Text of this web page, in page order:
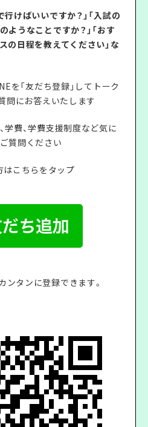
けばいいですか？」「入試の
うなことですか？」「おす
の日程を教えてください」な
を「友だち登録」してトーク
問にお答えいたします
学費、学費支援制度など気に
質問ください
こちらをタップ
タンに登録できます。